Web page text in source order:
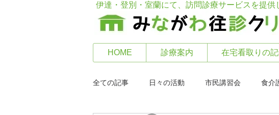
伊達・登別・室蘭にて、訪問診療サービスを提
HOME 診療案内 在宅看取りの
全ての記事 日々の活動 市民講習会 食介